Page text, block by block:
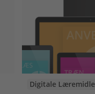
Digitale